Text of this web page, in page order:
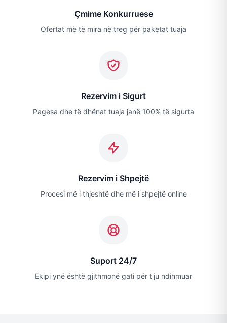
Çmime Konkurruese
Ofertat më të mira në treg për paketat tuaja
Rezervim i Sigurt
Pagesa dhe të dhënat tuaja janë 100% të sigurta
Rezervim i Shpejtë
Procesi më i thjeshtë dhe më i shpejtë online
Suport 24/7
Ekipi ynë është gjithmonë gati për t'ju ndihmuar